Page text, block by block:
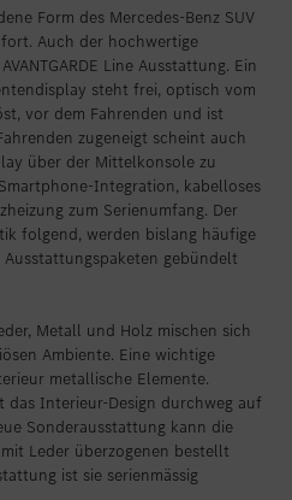
Form des Mercedes-Benz SUV
Auch der hochwertige
Line Ausstattung. Ein
steht frei, optisch vom
vor dem Fahrenden und ist
zugeneigt scheint auch
über der Mittelkonsole zu
Integration, kabelloses
zum Serienumfang. Der
folgend, werden bislang häufige
gebündelt
Metall und Holz mischen sich
Ambiente. Eine wichtige
metallische Elemente.
das Interieur-Design durchweg auf
Sonderausstattung kann die
Leder überzogenen bestellt
ist sie serienmässig